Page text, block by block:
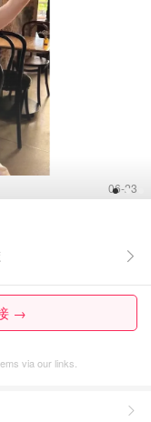
1 2 3
06-23
→
via our links.